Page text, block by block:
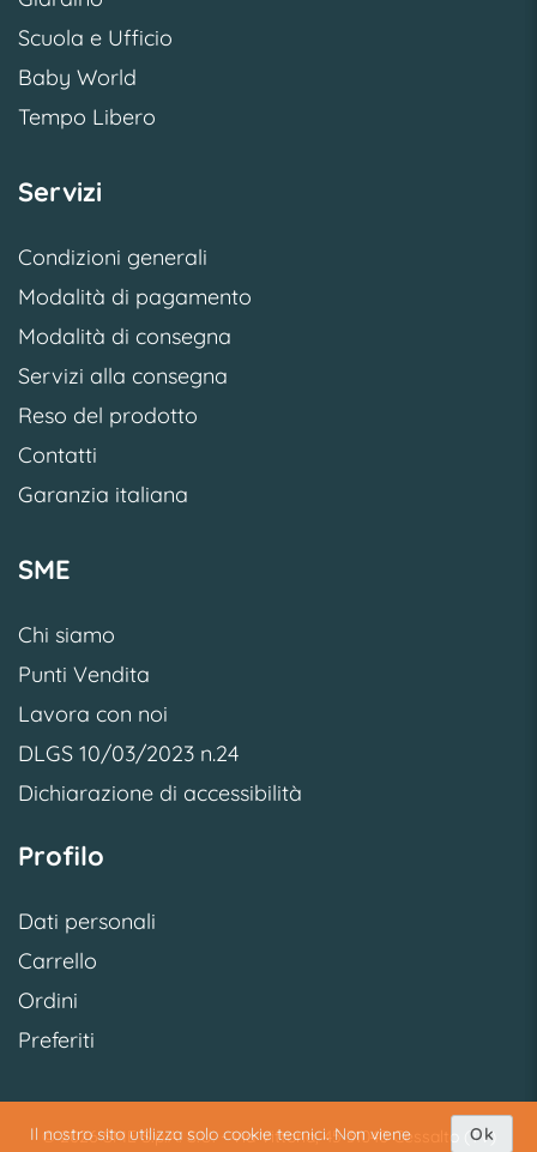
Il nostro sito utilizza solo cookie tecnici. Non viene Ok
Scuola e Ufficio
Baby World
Tempo Libero
Servizi
Condizioni generali
Modalità di pagamento
Modalità di consegna
Servizi alla consegna
Reso del prodotto
Contatti
Garanzia italiana
SME
Chi siamo
Punti Vendita
Lavora con noi
DLGS 10/03/2023 n.24
Dichiarazione di accessibilità
Profilo
Dati personali
Carrello
Ordini
Preferiti
© 2026 SME S.p.A. S.U. - Via Vittoria, 45 31040 Cessalto (TV)